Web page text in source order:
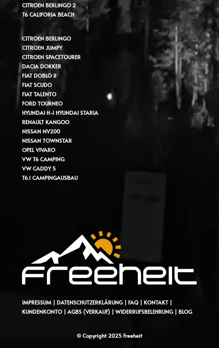
CITROEN BERLINGO 2
T6 CALIFORIA BEACH
CITROEN BERLINGO
CITROEN JUMPY
CITROEN SPACETOURER
DACIA DOKKER
FIAT DOBLO II
FIAT SCUDO
FIAT TALENTO
FORD TOURNEO
HYUNDAI H-1 HYUNDAI STARIA
RENAULT KANGOO
NISSAN NV200
NISSAN TOWNSTAR
OPEL VIVARO
VW T6 CAMPING
VW CADDY 5
T6.1 CAMPINGAUSBAU
IMPRESSUM| DATENSCHUTZERKLÄRUNG| FAQ| KONTAKT|
KUNDENKONTO| AGBS (VERKAUF)| WIDERRUFSBELEHRUNG | BLOG
© Copyright 2025 Freeheit